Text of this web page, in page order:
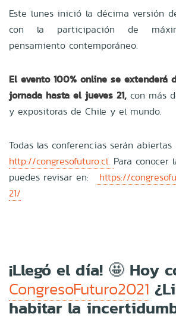
Este lunes inició la décima versión
con la participación de
pensamiento contemporáneo.
El evento 100% online se extenderá
jornada hasta el jueves 21, con más
y expositoras de Chile y el mundo.
Todas las conferencias serán
http://congresofuturo.cl. Para conocer
puedes revisar en:
https://
21/
¡Llegó el día! 🤩 Hoy
CongresoFuturo2021
habitar la